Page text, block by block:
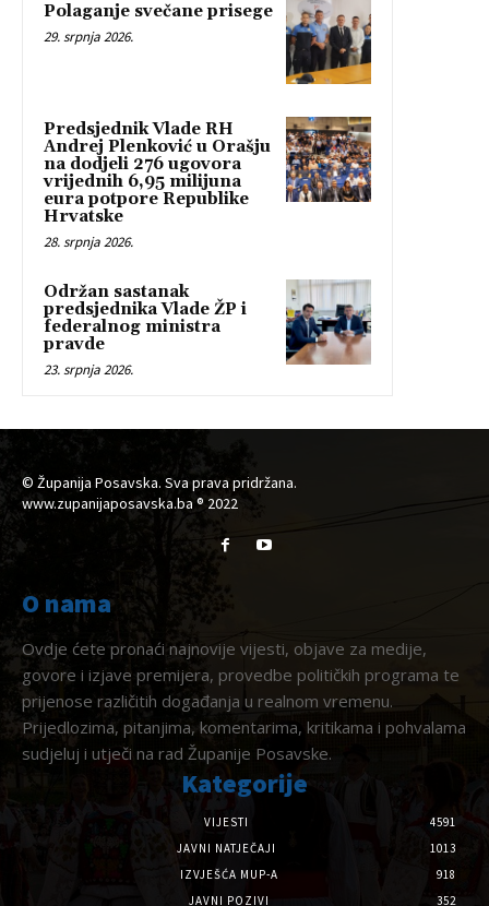
Polaganje svečane prisege
29. srpnja 2026.
Predsjednik Vlade RH
Andrej Plenković u Orašju
na dodjeli 276 ugovora
vrijednih 6,95 milijuna
eura potpore Republike
Hrvatske
28. srpnja 2026.
Održan sastanak
predsjednika Vlade ŽP i
federalnog ministra
pravde
23. srpnja 2026.
© Županija Posavska. Sva prava pridržana.
www.zupanijaposavska.ba ® 2022
O nama
Ovdje ćete pronaći najnovije vijesti, objave za medije,
govore i izjave premijera, provedbe političkih programa te
prijenose različitih događanja u realnom vremenu.
Prijedlozima, pitanjima, komentarima, kritikama i pohvalama
sudjeluj i utječi na rad Županije Posavske.
Kategorije
VIJESTI
4591
JAVNI NATJEČAJI
1013
IZVJEŠĆA MUP-A
918
JAVNI POZIVI
352